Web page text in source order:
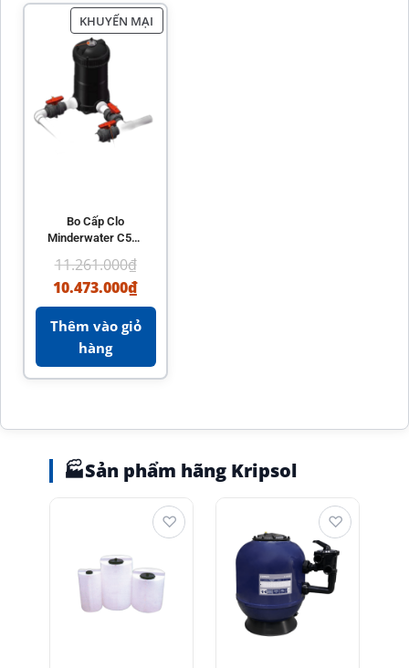
KHUYẾN MẠI
Bo Cấp Clo
Minderwater C500
Kiện Hồ Bơi Hiệu
Quả
11.261.000₫
10.473.000₫
Thêm vào giỏ
hàng
🏭Sản phẩm hãng Kripsol
♡ ♡